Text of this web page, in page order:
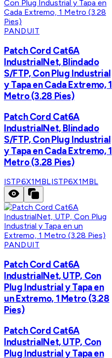
PANDUIT
Patch Cord Cat6A
IndustrialNet, Blindado
S/FTP, Con Plug Industrial
y Tapa en Cada Extremo, 1
Metro (3.28 Pies)
Patch Cord Cat6A
IndustrialNet, Blindado
S/FTP, Con Plug Industrial
y Tapa en Cada Extremo, 1
Metro (3.28 Pies)
ISTP6X1MBLISTP6X1MBL
PANDUIT
Patch Cord Cat6A
IndustrialNet, UTP, Con
Plug Industrial y Tapa en
un Extremo, 1 Metro (3.28
Pies)
Patch Cord Cat6A
IndustrialNet, UTP, Con
Plug Industrial y Tapa en